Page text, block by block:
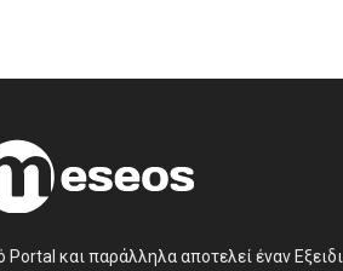
και παράλληλα αποτελεί έναν